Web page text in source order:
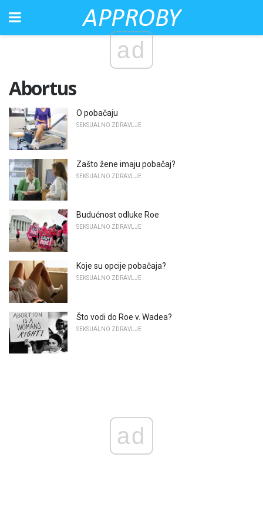
ad
Abortus
O pobačaju
SEKSUALNO ZDRAVLJE
Zašto žene imaju pobačaj?
SEKSUALNO ZDRAVLJE
Budućnost odluke Roe
SEKSUALNO ZDRAVLJE
Koje su opcije pobačaja?
SEKSUALNO ZDRAVLJE
Što vodi do Roe v. Wadea?
SEKSUALNO ZDRAVLJE
ad